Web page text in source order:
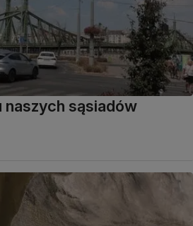
naszych sąsiadów